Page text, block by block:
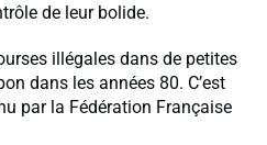
de leur bolide.
illégales dans de petites
dans les années 80. C’est
par la Fédération Française